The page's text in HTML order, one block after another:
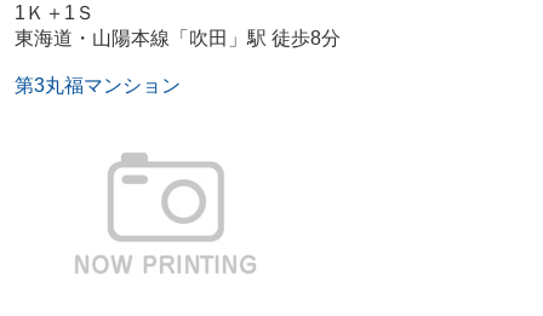
1Ｋ＋1Ｓ
東海道・山陽本線「吹田」駅 徒歩8分
第3丸福マンション